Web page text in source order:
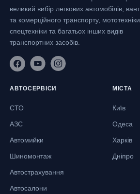
великий вибір легкових автомобілів,
та комерційного транспорту, мототехніки,
спецтехніки та багатьох інших видів
транспортних засобів.
АВТОСЕРВІСИ
СТО
АЗС
Автомийки
Шиномонтаж
Автострахування
Автосалони
МІСТА
Київ
Одеса
Харків
Дніпро